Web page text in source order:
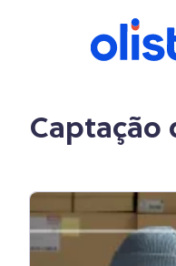
Captação